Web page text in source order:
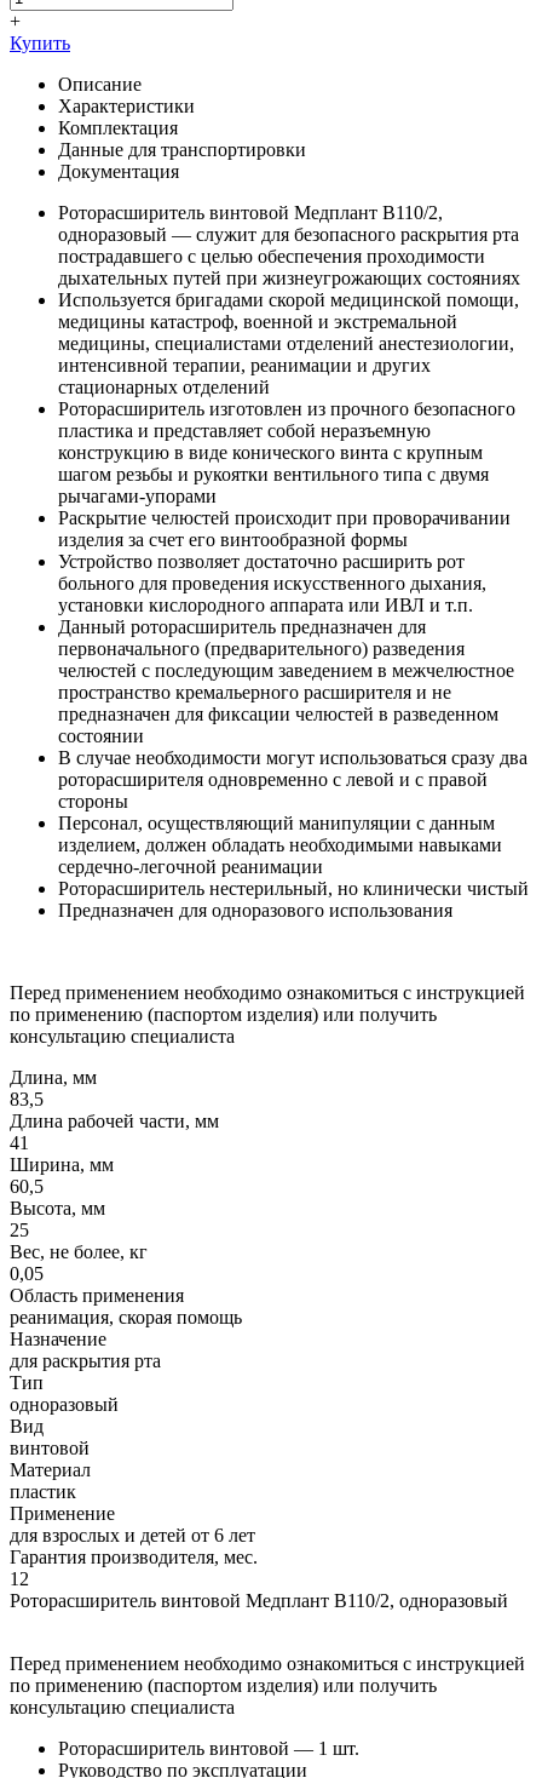
+
Купить
Описание
Характеристики
Комплектация
Данные для транспортировки
Документация
Роторасширитель винтовой Медплант В110/2,
одноразовый — служит для безопасного раскрытия рта
пострадавшего с целью обеспечения проходимости
дыхательных путей при жизнеугрожающих состояниях
Используется бригадами скорой медицинской помощи,
медицины катастроф, военной и экстремальной
медицины, специалистами отделений анестезиологии,
интенсивной терапии, реанимации и других
стационарных отделений
Роторасширитель изготовлен из прочного безопасного
пластика и представляет собой неразъемную
конструкцию в виде конического винта с крупным
шагом резьбы и рукоятки вентильного типа с двумя
рычагами-упорами
Раскрытие челюстей происходит при проворачивании
изделия за счет его винтообразной формы
Устройство позволяет достаточно расширить рот
больного для проведения искусственного дыхания,
установки кислородного аппарата или ИВЛ и т.п.
Данный роторасширитель предназначен для
первоначального (предварительного) разведения
челюстей с последующим заведением в межчелюстное
пространство кремальерного расширителя и не
предназначен для фиксации челюстей в разведенном
состоянии
В случае необходимости могут использоваться сразу два
роторасширителя одновременно с левой и с правой
стороны
Персонал, осуществляющий манипуляции с данным
изделием, должен обладать необходимыми навыками
сердечно-легочной реанимации
Роторасширитель нестерильный, но клинически чистый
Предназначен для одноразового использования
Перед применением необходимо ознакомиться с инструкцией
по применению (паспортом изделия) или получить
консультацию специалиста
Длина, мм
83,5
Длина рабочей части, мм
41
Ширина, мм
60,5
Высота, мм
25
Вес, не более, кг
0,05
Область применения
реанимация, скорая помощь
Назначение
для раскрытия рта
Тип
одноразовый
Вид
винтовой
Материал
пластик
Применение
для взрослых и детей от 6 лет
Гарантия производителя, мес.
12
Роторасширитель винтовой Медплант В110/2, одноразовый
Перед применением необходимо ознакомиться с инструкцией
по применению (паспортом изделия) или получить
консультацию специалиста
Роторасширитель винтовой — 1 шт.
Руководство по эксплуатации